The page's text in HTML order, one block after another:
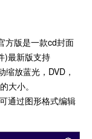
版是一款cd封面
)最新版支持
放蓝光，DVD，
大小。
通过图形格式编辑